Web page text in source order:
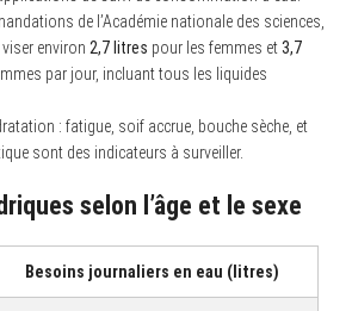
de l’Académie nationale des sciences,
environ 2,7 litres pour les femmes et3,7
par jour, incluant tous les liquides
: fatigue, soif accrue, bouche sèche, et
sont des indicateurs à surveiller.
selon l’âge et le sexe
Besoins journaliers en eau (litres)